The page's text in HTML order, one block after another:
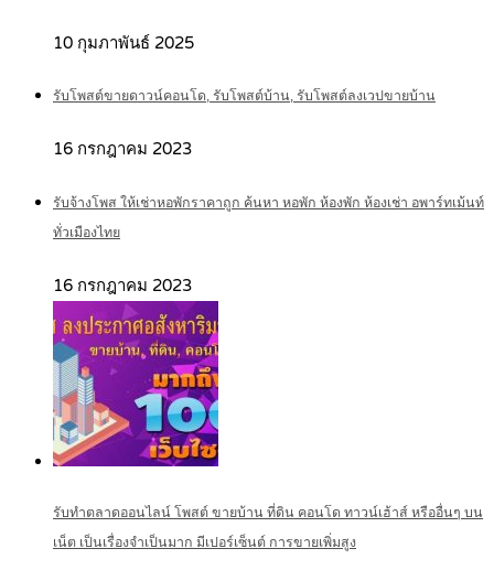
10 กุมภาพันธ์ 2025
รับโพสต์ขายดาวน์คอนโด, รับโพสต์บ้าน, รับโพสต์ลงเวปขายบ้าน
16 กรกฎาคม 2023
รับจ้างโพส ให้เช่าหอพักราคาถูก ค้นหา หอพัก ห้องพัก ห้องเช่า อพาร์ทเม้นท์
ทั่วเมืองไทย
16 กรกฎาคม 2023
รับทำตลาดออนไลน์ โพสต์ ขายบ้าน ที่ดิน คอนโด ทาวน์เฮ้าส์ หรืออื่นๆ บน
เน็ต เป็นเรื่องจำเป็นมาก มีเปอร์เซ็นต์ การขายเพิ่มสูง